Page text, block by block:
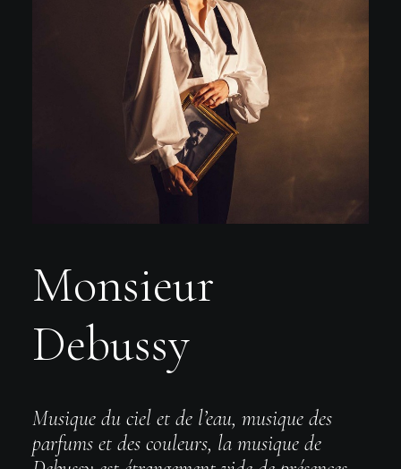
Monsieur
Debussy
Musique du ciel et de l’eau, musique des
parfums et des couleurs, la musique de